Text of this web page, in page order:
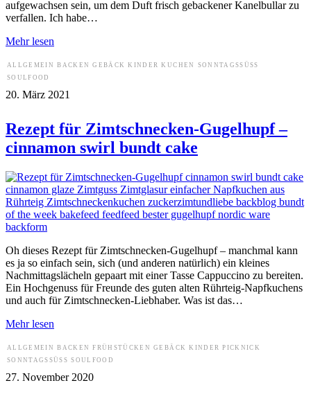
aufgewachsen sein, um dem Duft frisch gebackener Kanelbullar zu
verfallen. Ich habe…
Mehr lesen
ALLGEMEIN BACKEN GEBÄCK KINDER KUCHEN
SONNTAGSSÜSS
SOULFOOD
20. März 2021
Rezept für Zimtschnecken-Gugelhupf –
cinnamon swirl bundt cake
Oh dieses Rezept für Zimtschnecken-Gugelhupf – manchmal kann
es ja so einfach sein, sich (und anderen natürlich) ein kleines
Nachmittagslächeln gepaart mit einer Tasse Cappuccino zu bereiten.
Ein Hochgenuss für Freunde des guten alten Rührteig-Napfkuchens
und auch für Zimtschnecken-Liebhaber. Was ist das…
Mehr lesen
ALLGEMEIN BACKEN FRÜHSTÜCKEN GEBÄCK KINDER
PICKNICK
SONNTAGSSÜSS
SOULFOOD
27. November 2020